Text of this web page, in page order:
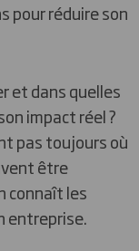
pour réduire son
et dans quelles
impact réel ?
pas toujours où
être
connaît les
entreprise.